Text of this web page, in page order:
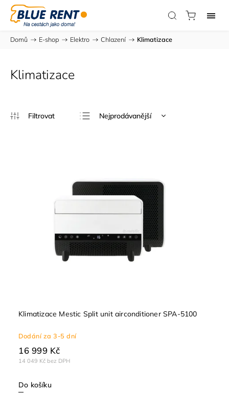
Domů / E-shop / Elektro / Chlazení / Klimatizace
Klimatizace
Nejprodávanější
Klimatizace Mestic Split unit airconditioner SPA-5100
Dodání za 3-5 dní
14 049 Kč bez DPH
16 999 Kč
Do košíku